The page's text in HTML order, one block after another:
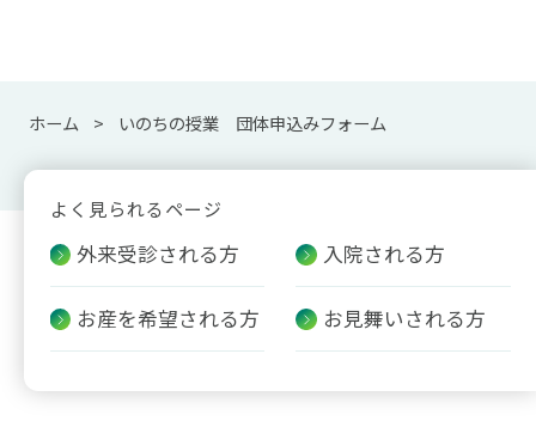
ホーム いのちの授業 団体申込みフォーム
よく見られるページ
外来受診される方 入院される方
お産を希望される方 お見舞いされる方